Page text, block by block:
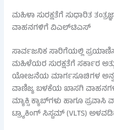
ಮಹಿಳಾ ಸುರಕ್ಷತೆಗೆ ಸುಧಾರಿತ
ವಾಹನಗಳಿಗೆ ವಿಎಲ್‌ಟಿಎಸ್
ಸಾರ್ವಜನಿಕ ಸಾರಿಗೆಯಲ್ಲಿ
ಮಹಿಳೆಯರ ಸುರಕ್ಷತೆಗೆ ಸರ್ಕಾರ
ಯೋಜನೆಯ ಮಾರ್ಗಸೂಚಿಗಳ
ವಾಣಿಜ್ಯ ಬಳಕೆಯ ಖಾಸಗಿ
ಮ್ಯಾಕ್ಸಿ ಕ್ಯಾಬ್‌ಗಳು ಹಾಗೂ
ಟ್ರ್ಯಾಕಿಂಗ್ ಸಿಸ್ಟಮ್ (VLTS)